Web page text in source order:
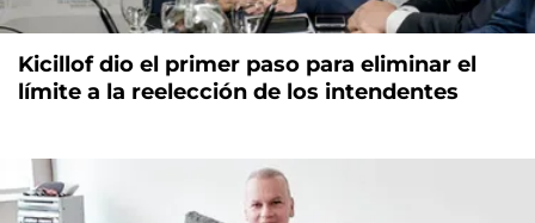
Kicillof dio el primer paso para eliminar el
límite a la reelección de los intendentes